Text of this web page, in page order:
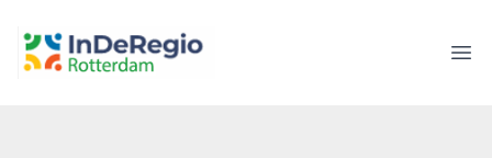
inderegiorotterdam.nl